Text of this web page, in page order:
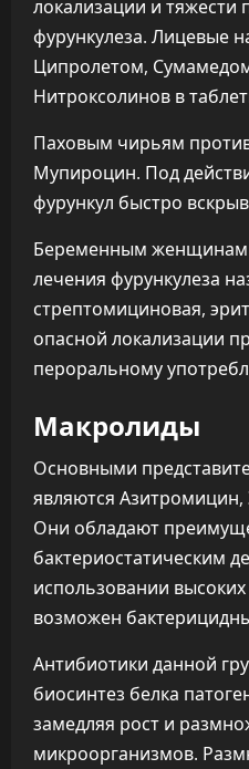
локализации и тяжести
фурункулеза. Лицевые
Ципролетом,
Нитроксолинов в
Паховым чирьям
Мупироцин. Под
фурункул быстро
Беременным женщинам
лечения фурункулеза
стрептомициновая,
опасной локализации
пероральному
Макролиды
Основными
являются
Они обладают
бактериостатическим
использовании
возможен
Антибиотики данной
биосинтез белка
замедляя рост и
микроорганизмов.